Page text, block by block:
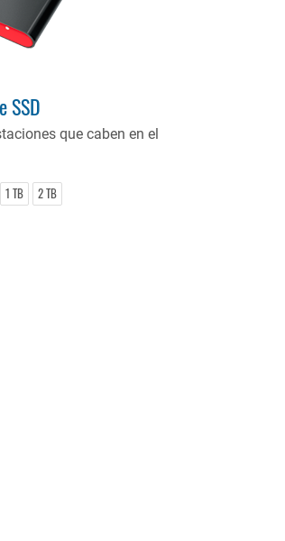
SSD
que caben en el
1 TB 2 TB